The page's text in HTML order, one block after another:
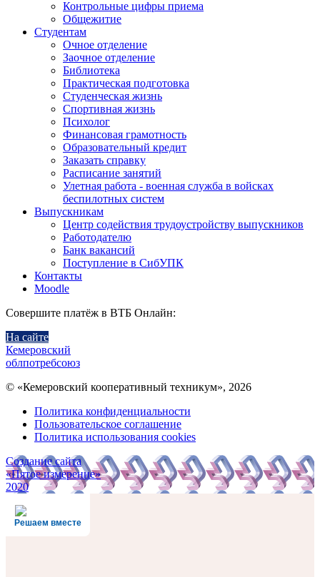
Контрольные цифры приема
Общежитие
Студентам
Очное отделение
Заочное отделение
Библиотека
Практическая подготовка
Студенческая жизнь
Спортивная жизнь
Психолог
Финансовая грамотность
Образовательный кредит
Заказать справку
Расписание занятий
Улетная работа - военная служба в войсках
беспилотных систем
Выпускникам
Центр содействия трудоустройству выпускников
Работодателю
Банк вакансий
Поступление в СибУПК
Контакты
Moodle
Совершите платёж в ВТБ Онлайн:
На сайте
Кемеровский
облпотребсоюз
© «Кемеровский кооперативный техникум», 2026
Политика конфиденциальности
Пользовательское соглашение
Политика использования cookies
Создание сайта
«Пятое измерение»
2020
Решаем вместе